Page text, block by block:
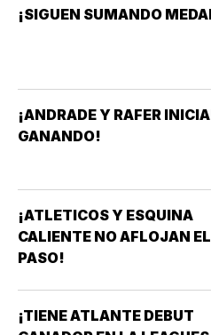
¡SIGUEN SUMANDO
¡ANDRADE Y RAFER
GANANDO!
¡ATLETICOS Y ESQUINA
CALIENTE NO AFLOJAN EL
PASO!
¡TIENE ATLANTE DEBUT